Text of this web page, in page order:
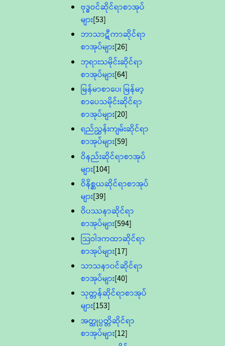
ဗုဒ္ဓဝင်ဆိုင်ရာစာအုပ်
များ[53]
ဘာသာဋီကာဆိုင်ရာ
စာအုပ်များ[26]
ဘုရားသမိုင်းဆိုင်ရာ
စာအုပ်များ[64]
မြန်မာစာပေ၊ မြန်မာ့
စာပေသမိုင်းဆိုင်ရာ
စာအုပ်များ[20]
ရည်ညွှန်းကျမ်းဆိုင်ရာ
စာအုပ်များ[59]
ဝိနည်းဆိုင်ရာစာအုပ်
များ[104]
ဝိနိစ္ဆယဆိုင်ရာစာအုပ်
များ[39]
ဝိပဿနာဆိုင်ရာ
စာအုပ်များ[594]
သြဝါဒကထာဆိုင်ရာ
စာအုပ်များ[17]
သာသနာ၀င်ဆိုင်ရာ
စာအုပ်များ[40]
သုတ္တန်ဆိုင်ရာစာအုပ်
များ[153]
အတ္ထုပ္ပတ္တိဆိုင်ရာ
စာအုပ်များ[12]